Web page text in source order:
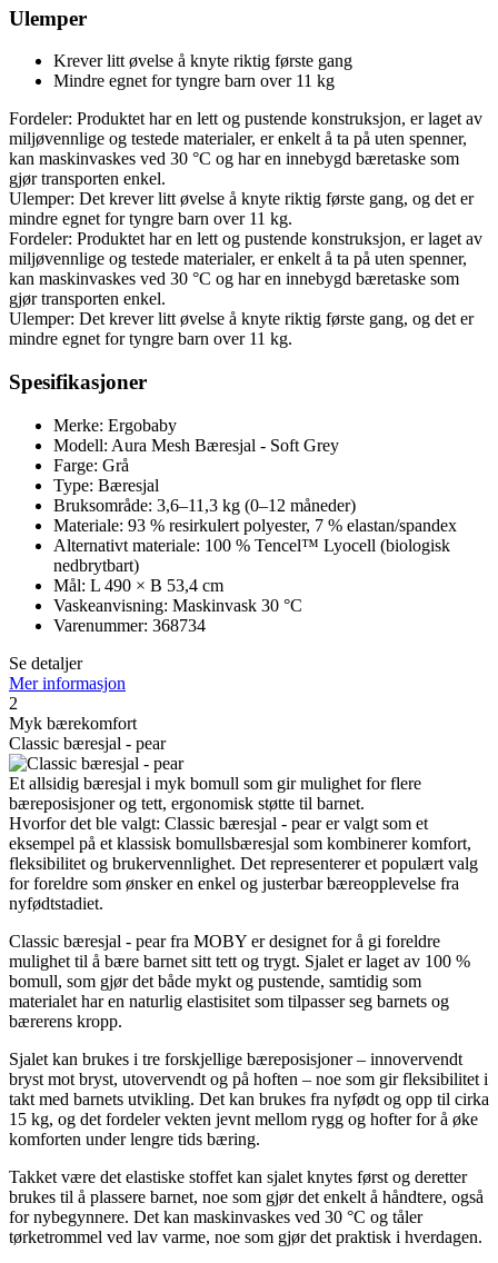
Ulemper
Krever litt øvelse å knyte riktig første gang
Mindre egnet for tyngre barn over 11 kg
Fordeler: Produktet har en lett og pustende konstruksjon, er laget av
miljøvennlige og testede materialer, er enkelt å ta på uten spenner,
kan maskinvaskes ved 30 °C og har en innebygd bæretaske som
gjør transporten enkel.
Ulemper: Det krever litt øvelse å knyte riktig første gang, og det er
mindre egnet for tyngre barn over 11 kg.
Fordeler: Produktet har en lett og pustende konstruksjon, er laget av
miljøvennlige og testede materialer, er enkelt å ta på uten spenner,
kan maskinvaskes ved 30 °C og har en innebygd bæretaske som
gjør transporten enkel.
Ulemper: Det krever litt øvelse å knyte riktig første gang, og det er
mindre egnet for tyngre barn over 11 kg.
Spesifikasjoner
Merke: Ergobaby
Modell: Aura Mesh Bæresjal - Soft Grey
Farge: Grå
Type: Bæresjal
Bruksområde: 3,6–11,3 kg (0–12 måneder)
Materiale: 93 % resirkulert polyester, 7 % elastan/spandex
Alternativt materiale: 100 % Tencel™ Lyocell (biologisk
nedbrytbart)
Mål: L 490 × B 53,4 cm
Vaskeanvisning: Maskinvask 30 °C
Varenummer: 368734
Se detaljer
Mer informasjon
2
Myk bærekomfort
Classic bæresjal - pear
Et allsidig bæresjal i myk bomull som gir mulighet for flere
bæreposisjoner og tett, ergonomisk støtte til barnet.
Hvorfor det ble valgt: Classic bæresjal - pear er valgt som et
eksempel på et klassisk bomullsbæresjal som kombinerer komfort,
fleksibilitet og brukervennlighet. Det representerer et populært valg
for foreldre som ønsker en enkel og justerbar bæreopplevelse fra
nyfødtstadiet.
Classic bæresjal - pear fra MOBY er designet for å gi foreldre
mulighet til å bære barnet sitt tett og trygt. Sjalet er laget av 100 %
bomull, som gjør det både mykt og pustende, samtidig som
materialet har en naturlig elastisitet som tilpasser seg barnets og
bærerens kropp.
Sjalet kan brukes i tre forskjellige bæreposisjoner – innovervendt
bryst mot bryst, utovervendt og på hoften – noe som gir fleksibilitet i
takt med barnets utvikling. Det kan brukes fra nyfødt og opp til cirka
15 kg, og det fordeler vekten jevnt mellom rygg og hofter for å øke
komforten under lengre tids bæring.
Takket være det elastiske stoffet kan sjalet knytes først og deretter
brukes til å plassere barnet, noe som gjør det enkelt å håndtere, også
for nybegynnere. Det kan maskinvaskes ved 30 °C og tåler
tørketrommel ved lav varme, noe som gjør det praktisk i hverdagen.